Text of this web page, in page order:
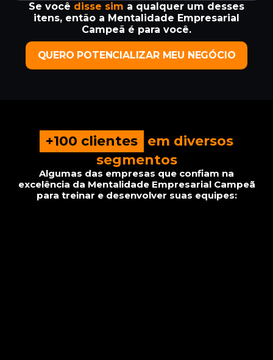
Se você disse sim a qualquer um desses
itens, então a Mentalidade Empresarial
Campeã é para você.
QUERO POTENCIALIZAR MEU NEGÓCIO
+100 clientes
em diversos
segmentos
Algumas das empresas que confiam na
excelência da Mentalidade Empresarial Campeã
para treinar e desenvolver suas equipes: